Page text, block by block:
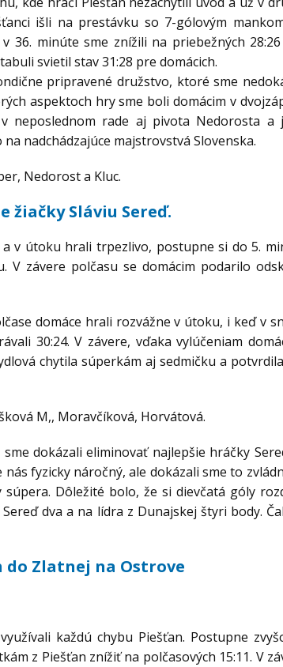
išli na prestávku so 7-gólovým
36. minúte sme znížili na priebežných
svietil stav 31:28 pre domácich.
pripravené družstvo, ktoré sme
aspektoch hry sme boli domácim v
neposlednom rade aj pivota Nedorosta a
nadchádzajúce majstrovstvá Slovenska.
Nedorost a Kluc.
Sláviu Sereď.
v útoku hrali trpezlivo, postupne si do 5.
závere polčasu se domácim podarilo
domáce hrali rozvážne v útoku, i keď v
30:24. V závere, vďaka vylúčeniam
chytila súperkám aj sedmičku a
M,, Moravčíková, Horvátová.
dokázali eliminovať najlepšie hráčky
fyzicky náročný, ale dokázali sme to
Dôležité bolo, že si dievčatá góly
dva a na lídra z Dunajskej štyri body.
do Zlatnej na Ostrove
každú chybu Piešťan. Postupne
z Piešťan znížiť na polčasových 15:11. V